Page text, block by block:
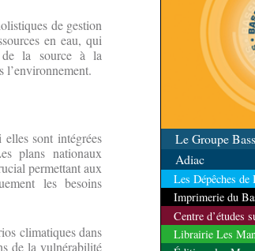
de gestion
en eau, qui
de la source à la
l’environnement.
sont intégrées
plans nationaux
permettant aux
les besoins
climatiques dans
de la vulnérabilité
Le Groupe
Adiac
Les Dépêches
Imprimerie du
Centre d’études
Librairie Les